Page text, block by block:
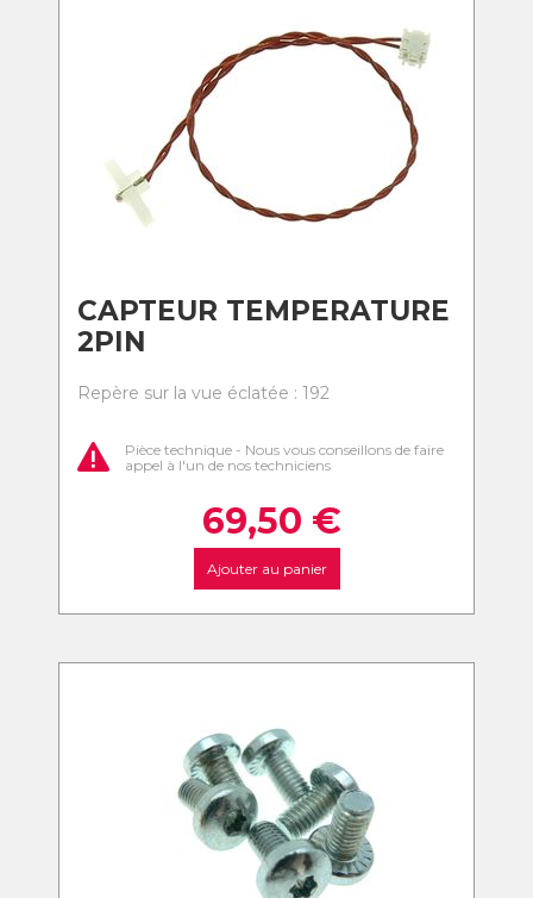
CAPTEUR TEMPERATURE
2PIN
Repère sur la vue éclatée : 192
Pièce technique - Nous vous conseillons de faire
appel à l'un de nos techniciens
69,50 €
Ajouter au panier